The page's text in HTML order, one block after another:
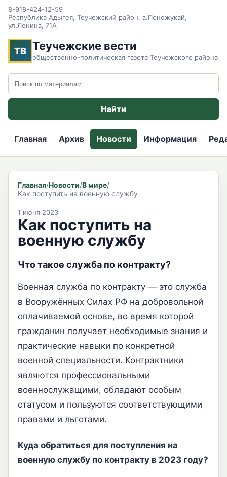
8-918-424-12-59
Республика Адыгея, Теучежский район, а.Понежукай,
ул.Ленина, 71А
ТВ Теучежские вести
общественно-политическая газета Теучежского района
Поиск по сайту
Найти
Главная Архив Новости Информация
Главная/Новости/В мире/
Как поступить на военную службу
1 июня 2023
Как поступить на
военную службу
Что такое служба по контракту?
Военная служба по контракту — это служба
в Вооружённых Силах РФ на добровольной
оплачиваемой основе, во время которой
гражданин получает необходимые знания и
практические навыки по конкретной
военной специальности. Контрактники
являются профессиональными
военнослужащими, обладают особым
статусом и пользуются соответствующими
правами и льготами.
Куда обратиться для поступления на
военную службу по контракту в 2023 году?